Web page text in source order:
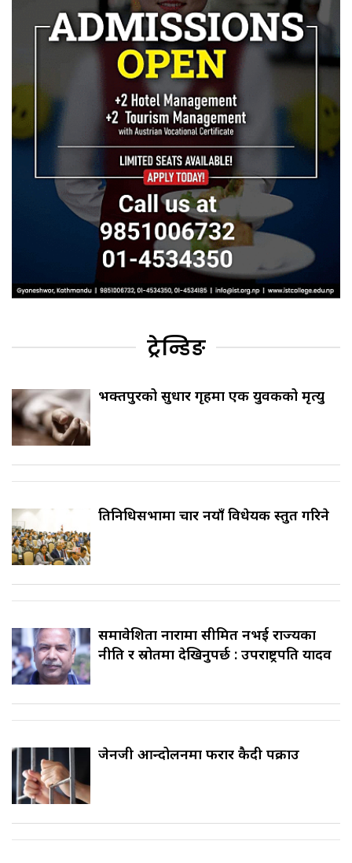
ट्रेन्डिङ
भक्तपुरको सुधार गृहमा एक युवकको मृत्यु
प्रतिनिधिसभामा चार नयाँ विधेयक प्रस्तुत गरिने
समावेशिता नारामा सीमित नभई राज्यका
नीति र स्रोतमा देखिनुपर्छ : उपराष्ट्रपति यादव
जेनजी आन्दोलनमा फरार कैदी पक्राउ